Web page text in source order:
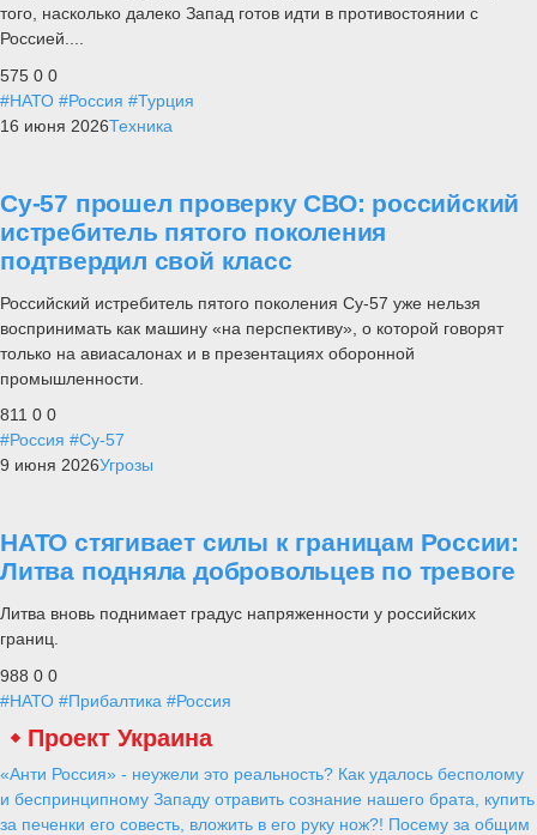
того, насколько далеко Запад готов идти в противостоянии с
Россией....
575 0 0
#НАТО #Россия #Турция
16 июня 2026Техника
Су-57 прошел проверку СВО: российский
истребитель пятого поколения
подтвердил свой класс
Российский истребитель пятого поколения Су-57 уже нельзя
воспринимать как машину «на перспективу», о которой говорят
только на авиасалонах и в презентациях оборонной
промышленности.
811 0 0
#Россия #Су-57
9 июня 2026Угрозы
НАТО стягивает силы к границам России:
Литва подняла добровольцев по тревоге
Литва вновь поднимает градус напряженности у российских
границ.
988 0 0
#НАТО #Прибалтика #Россия
Проект Украина
«Анти Россия» - неужели это реальность? Как удалось бесполому
и беспринципному Западу отравить сознание нашего брата, купить
за печенки его совесть, вложить в его руку нож?! Посему за общим